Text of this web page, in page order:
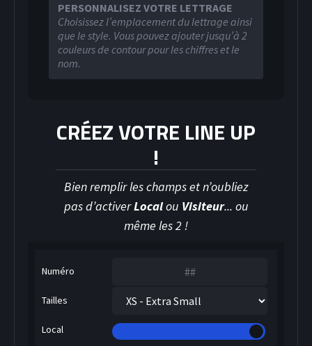
HOCKEY SUR GLACE
PERSONNALISEZ VOTRE LETTRAGE
Choisissez l’emplacement du lettrage ainsi
que le style. Vous pouvez ajouter jusqu’à 2
couleurs de contour pour les chiffres et le
nom.
CRÉEZ VOTRE LINE UP
!
Bien remplir les champs et n’oubliez
pas d’activerLocalou Visiteur... ou
même les 2 !
Numéro
Tailles
Local